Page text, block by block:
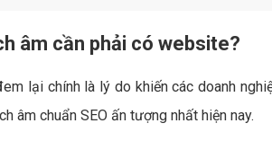
âm cần phải có website?
lại chính là lý do khiến các doanh
âm chuẩn SEO ấn tượng nhất hiện nay.